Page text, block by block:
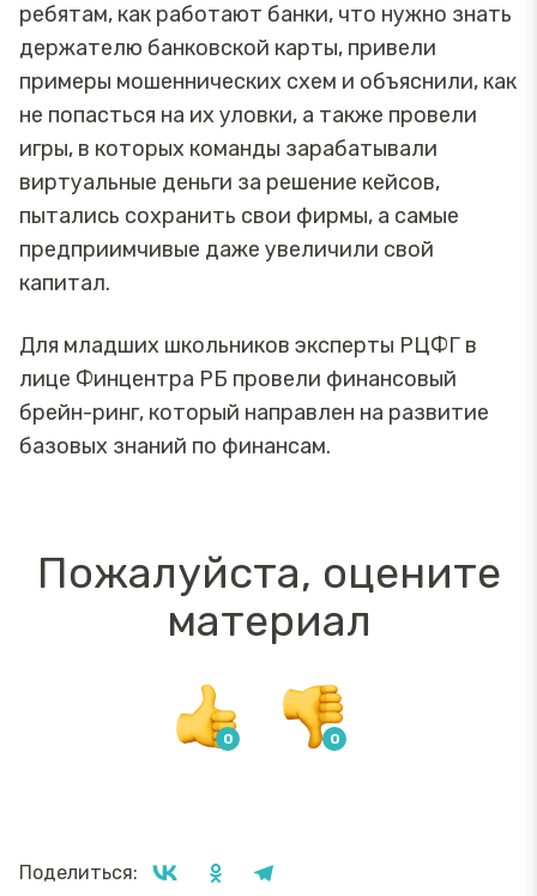
ребятам, как работают банки, что нужно знать
держателю банковской карты, привели
примеры мошеннических схем и объяснили, как
не попасться на их уловки, а также провели
игры, в которых команды зарабатывали
виртуальные деньги за решение кейсов,
пытались сохранить свои фирмы, а самые
предприимчивые даже увеличили свой
капитал.
Для младших школьников эксперты РЦФГ в
лице Финцентра РБ провели финансовый
брейн-ринг, который направлен на развитие
базовых знаний по финансам.
Пожалуйста, оцените
материал
Поделиться: